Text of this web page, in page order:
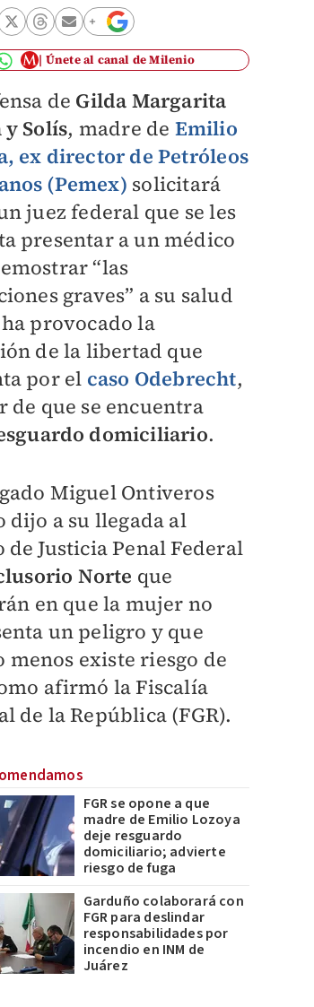
Únete al canal de Milenio
de Gilda Margarita
Solís, madre de Emilio
ex director de Petróleos
(Pemex) solicitará
juez federal que se les
presentar a un médico
“las
graves” a su salud
provocado la
de la libertad que
por el caso Odebrecht,
de que se encuentra
domiciliario.
Miguel Ontiveros
dijo a su llegada al
de Justicia Penal Federal
Norte que
en que la mujer no
un peligro y que
menos existe riesgo de
afirmó la Fiscalía
de la República (FGR).
FGR se opone a que
madre de Emilio Lozoya
deje resguardo
domiciliario; advierte
riesgo de fuga
Garduño colaborará con
FGR para deslindar
responsabilidades por
incendio en INM de
Juárez